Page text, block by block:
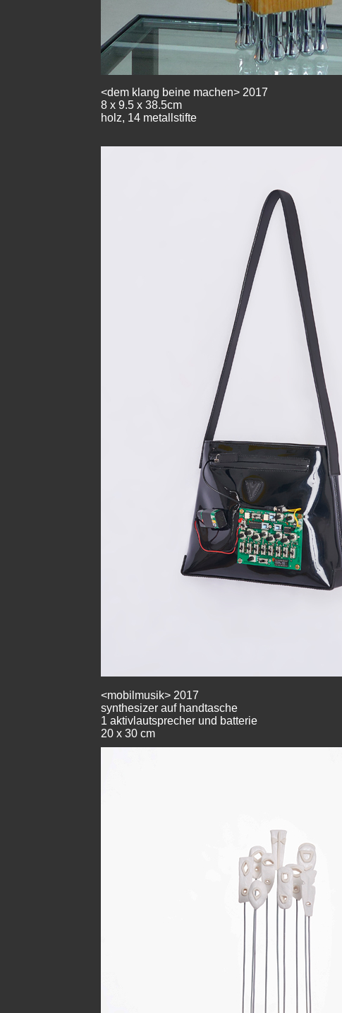
<dem klang beine machen> 2017
8 x 9.5 x 38.5cm
holz, 14 metallstifte
<mobilmusik> 2017
synthesizer auf handtasche
1 aktivlautsprecher und batterie
20 x 30 cm